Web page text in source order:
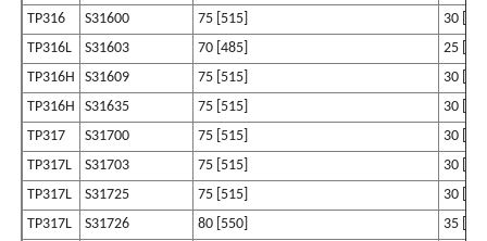
TP316
S31600 75 [515]
30
TP316L
S31603 70 [485]
25
TP316H
S31609 75 [515]
30
TP316H
S31635 75 [515]
30
TP317
S31700 75 [515]
30
TP317L
S31703 75 [515]
30
TP317L
S31725 75 [515]
30
TP317L
S31726 80 [550]
35